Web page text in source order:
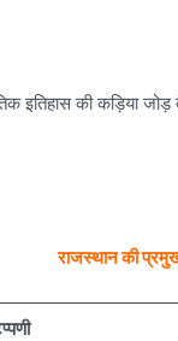
की कड़िया
राजस्थान की